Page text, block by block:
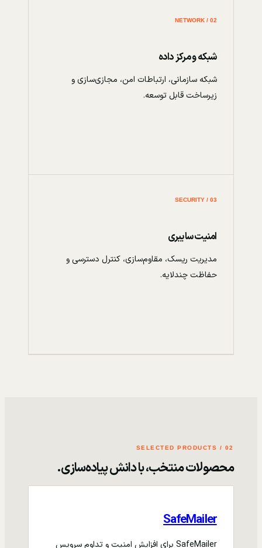
02 / NETWORK
شبکه و مرکز داده
شبکه سازمانی، ارتباطات امن، مجازی‌سازی و
زیرساخت قابل توسعه.
03 / SECURITY
امنیت سایبری
مدیریت ریسک، مقاوم‌سازی، کنترل دسترسی و
حفاظت چندلایه.
02 / SELECTED PRODUCTS
محصولات منتخب، با دانش پیاده‌سازی.
SafeMailer
SafeMailer برای افزایش امنیت و تداوم سرویس